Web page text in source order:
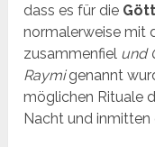
dass es für die
normalerweise mit
zusammenfiel und
Raymigenannt
möglichen Rituale
Nacht und inmitten